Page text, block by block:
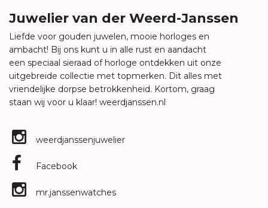
Juwelier van der Weerd-Janssen
Liefde voor gouden juwelen, mooie horloges en
ambacht! Bij ons kunt u in alle rust en aandacht
een speciaal sieraad of horloge ontdekken uit onze
uitgebreide collectie met topmerken. Dit alles met
vriendelijke dorpse betrokkenheid. Kortom, graag
staan wij voor u klaar! weerdjanssen.nl
weerdjanssenjuwelier
Facebook
mr.janssenwatches